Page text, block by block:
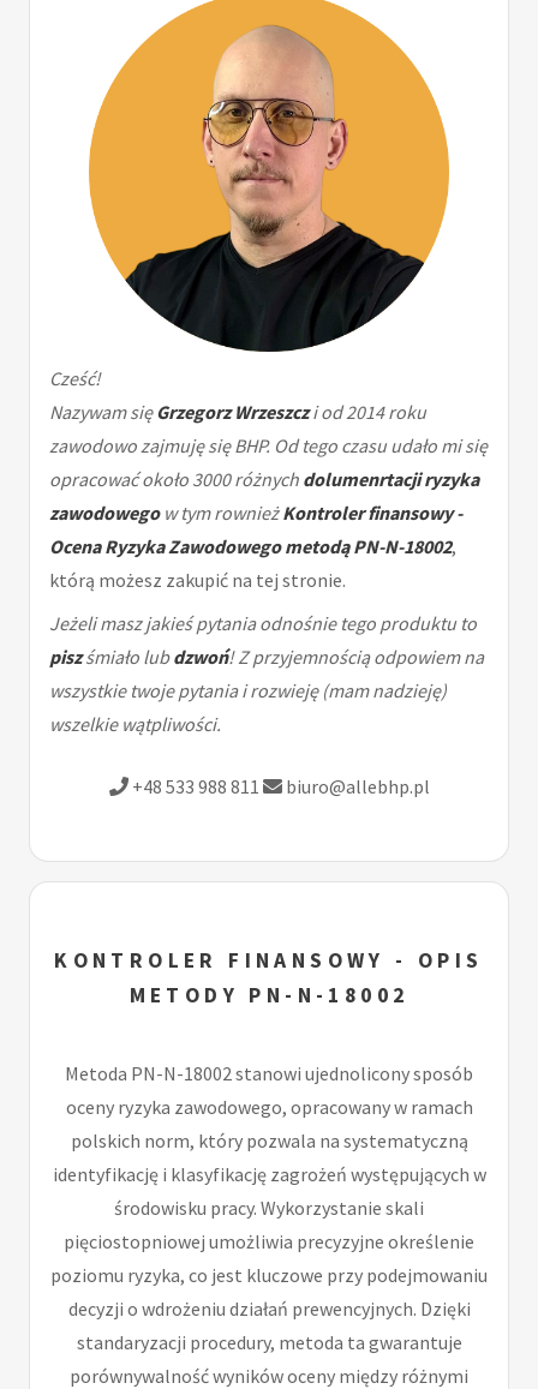
Cześć!
Nazywam sięGrzegorz Wrzeszczi od 2014 roku
zawodowo zajmuję się BHP. Od tego czasu udało mi się
opracować około 3000 różnych dolumenrtacji ryzyka
zawodowegow tym rownieżKontroler finansowy -
Ocena Ryzyka Zawodowego metodą PN-N-18002,
którą możesz zakupić na tej stronie.
Jeżeli masz jakieś pytania odnośnie tego produktu to
piszśmiało lubdzwoń! Z przyjemnością odpowiem na
wszystkie twoje pytania i rozwieję (mam nadzieję)
wszelkie wątpliwości.
+48 533 988 811 biuro@allebhp.pl
KONTROLER FINANSOWY - OPIS
METODY PN-N-18002
Metoda PN-N-18002 stanowi ujednolicony sposób
oceny ryzyka zawodowego, opracowany w ramach
polskich norm, który pozwala na systematyczną
identyfikację i klasyfikację zagrożeń występujących w
środowisku pracy. Wykorzystanie skali
pięciostopniowej umożliwia precyzyjne określenie
poziomu ryzyka, co jest kluczowe przy podejmowaniu
decyzji o wdrożeniu działań prewencyjnych. Dzięki
standaryzacji procedury, metoda ta gwarantuje
porównywalność wyników oceny między różnymi